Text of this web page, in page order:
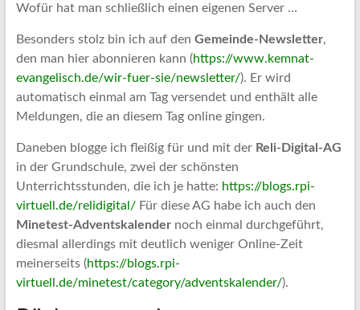
Wofür hat man schließlich einen eigenen Server …
Besonders stolz bin ich auf den Gemeinde-Newsletter,
den man hier abonnieren kann (https://www.kemnat-
evangelisch.de/wir-fuer-sie/newsletter/). Er wird
automatisch einmal am Tag versendet und enthält alle
Meldungen, die an diesem Tag online gingen.
Daneben blogge ich fleißig für und mit der Reli-Digital-AG
in der Grundschule, zwei der schönsten
Unterrichtsstunden, die ich je hatte: https://blogs.rpi-
virtuell.de/relidigital/Für diese AG habe ich auch den
Minetest-Adventskalendernoch einmal durchgeführt,
diesmal allerdings mit deutlich weniger Online-Zeit
meinerseits (https://blogs.rpi-
virtuell.de/minetest/category/adventskalender/).